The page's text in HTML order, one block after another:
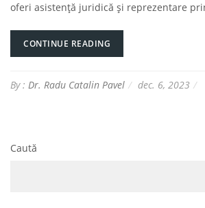
oferi asistență juridică și reprezentare
CONTINUE READING
By : Dr. Radu Catalin Pavel dec. 6, 2023
Caută